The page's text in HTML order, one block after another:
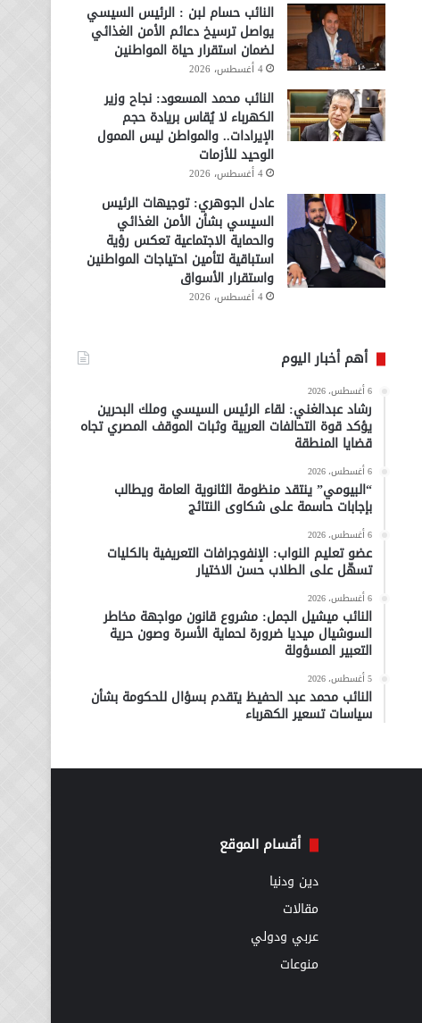
النائب حسام لبن : الرئيس السيسي
يواصل ترسيخ دعائم الأمن الغذائي
لضمان استقرار حياة المواطنين
4 أغسطس، 2026
النائب محمد المسعود: نجاح وزير
الكهرباء لا يُقاس بريادة حجم
الإيرادات.. والمواطن ليس الممول
الوحيد للأزمات
4 أغسطس، 2026
عادل الجوهري: توجيهات الرئيس
السيسي بشأن الأمن الغذائي
والحماية الاجتماعية تعكس رؤية
استباقية لتأمين احتياجات المواطنين
واستقرار الأسواق
4 أغسطس، 2026
أهم أخبار اليوم
6 أغسطس، 2026
رشاد عبدالغني: لقاء الرئيس السيسي وملك البحرين
يؤكد قوة التحالفات العربية وثبات الموقف المصري تجاه
قضايا المنطقة
6 أغسطس، 2026
“البيومي” ينتقد منظومة الثانوية العامة ويطالب
بإجابات حاسمة على شكاوى النتائج
6 أغسطس، 2026
عضو تعليم النواب: الإنفوجرافات التعريفية بالكليات
تسهّل على الطلاب حسن الاختيار
6 أغسطس، 2026
النائب ميشيل الجمل: مشروع قانون مواجهة مخاطر
السوشيال ميديا ضرورة لحماية الأسرة وصون حرية
التعبير المسؤولة
5 أغسطس، 2026
النائب محمد عبد الحفيظ يتقدم بسؤال للحكومة بشأن
سياسات تسعير الكهرباء
أقسام الموقع
دين ودنيا
مقالات
عربي ودولي
منوعات